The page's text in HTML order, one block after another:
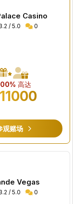
Casino
/ 5.0 0
高达
观赌场
Vegas
/ 5.0 0